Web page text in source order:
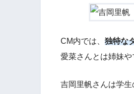
CM内では、 独特な
愛菜さんとは姉妹や
吉岡里帆さんは学